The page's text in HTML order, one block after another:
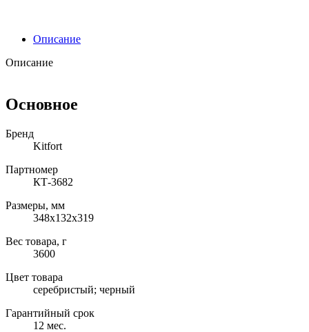
Описание
Описание
Основное
Бренд
Kitfort
Партномер
КТ-3682
Размеры, мм
348х132х319
Вес товара, г
3600
Цвет товара
серебристый; черный
Гарантийный срок
12 мес.